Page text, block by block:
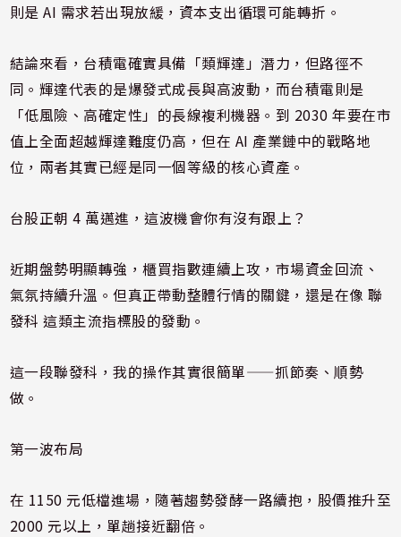
則是 AI 需求若出現放緩，資本支出循環可能轉折。
結論來看，台積電確實具備「類輝達」潛力，但路徑不
同。輝達代表的是爆發式成長與高波動，而台積電則是
「低風險、高確定性」的長線複利機器。到 2030 年要在市
值上全面超越輝達難度仍高，但在 AI 產業鏈中的戰略地
位，兩者其實已經是同一個等級的核心資產。
台股正朝 4 萬邁進，這波機會你有沒有跟上？
近期盤勢明顯轉強，櫃買指數連續上攻，市場資金回流、
氣氛持續升溫。但真正帶動整體行情的關鍵，還是在像 聯
發科 這類主流指標股的發動。
這一段聯發科，我的操作其實很簡單——抓節奏、順勢
做。
第一波布局
在 1150 元低檔進場，隨著趨勢發酵一路續抱，股價推升至
2000 元以上，單趟接近翻倍。